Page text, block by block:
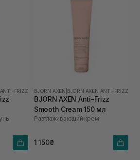
FRIZZ BJORN AXEN BJORN AXEN ANTI-FRIZZ
BJORN AXEN Anti-Frizz
Smooth Cream 150 мл
Разглаживающий крем
1 150₴